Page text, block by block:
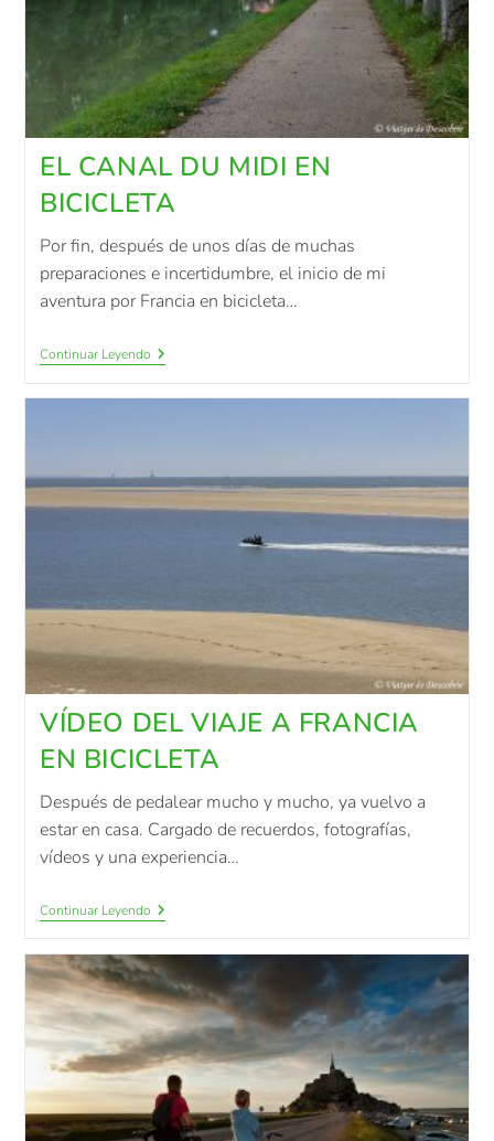
EL CANAL DU MIDI EN
BICICLETA
Por fin, después de unos días de muchas
preparaciones e incertidumbre, el inicio de mi
aventura por Francia en bicicleta…
Continuar Leyendo
VÍDEO DEL VIAJE A FRANCIA
EN BICICLETA
Después de pedalear mucho y mucho, ya vuelvo a
estar en casa. Cargado de recuerdos, fotografías,
vídeos y una experiencia…
Continuar Leyendo